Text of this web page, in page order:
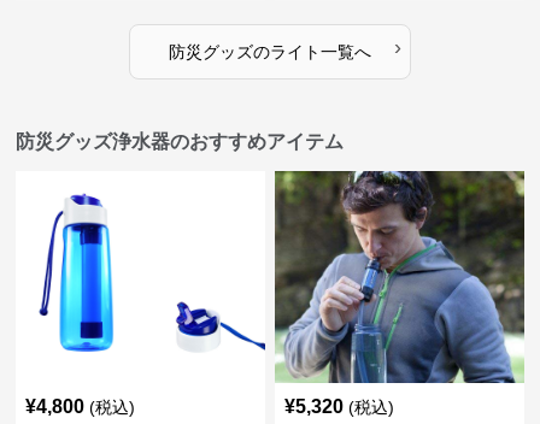
防災グッズのライト一覧へ ›
防災グッズ浄水器のおすすめアイテム
¥4,800 (税込) ¥5,320 (税込)